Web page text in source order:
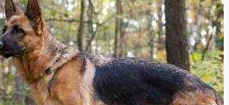
Redmi
15
5G:
бюджетная
стоимость
и